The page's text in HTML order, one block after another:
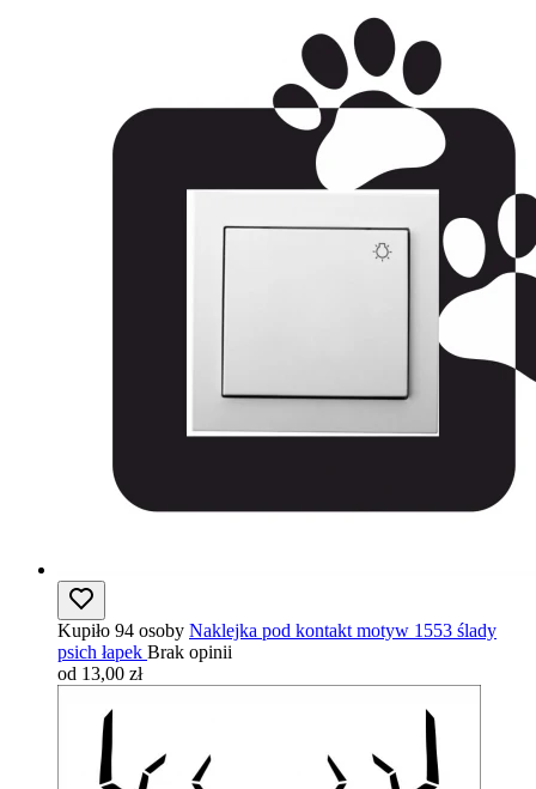
Kupiło 94 osoby Naklejka pod kontakt motyw 1553 ślady
psich łapek Brak opinii
od 13,00 zł